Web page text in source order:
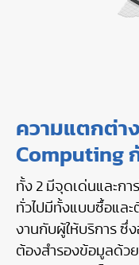
ความแตกต่าง
Computing
ทั้ง 2 มีจุดเด่นและกา
ทั่วไปมีทั้งแบบซื้อและ
งานกับผู้ให้บริการ ซึ่
ต้องสำรองข้อมูลด้ว